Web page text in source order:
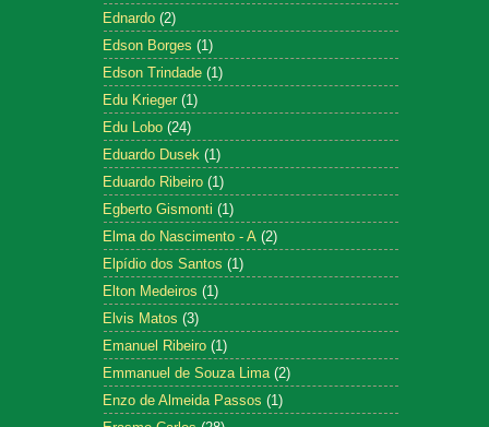
Ednardo (2)
Edson Borges (1)
Edson Trindade (1)
Edu Krieger (1)
Edu Lobo (24)
Eduardo Dusek (1)
Eduardo Ribeiro (1)
Egberto Gismonti (1)
Elma do Nascimento - A (2)
Elpídio dos Santos (1)
Elton Medeiros (1)
Elvis Matos (3)
Emanuel Ribeiro (1)
Emmanuel de Souza Lima (2)
Enzo de Almeida Passos (1)